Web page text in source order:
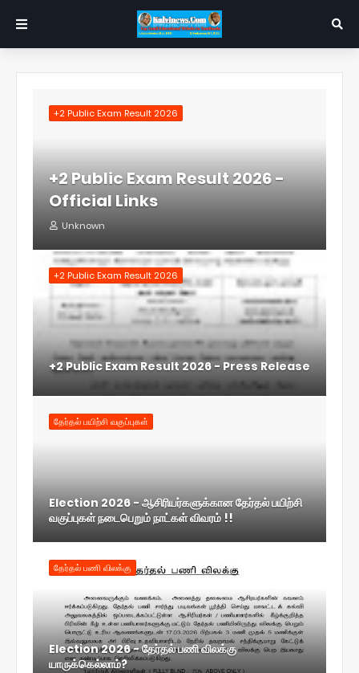
+2 Public Exam Result 2026
+2 Public Exam Result 2026 -
Official Links
Unknown
+2 Public Exam Result 2026
+2 Public Exam Result 2026 - Press Release
தேர்தல் பயிற்சி வகுப்புகள்
Election 2026 - ஆசிரியர்களுக்கான தேர்தல் பயிற்சி
வகுப்புகள் நடைபெறும் நாட்கள் விவரம் !!
தேர்தல் பணி விலக்கு
Election 2026 - தேர்தல் பணி விலக்கு
யாருக்கெல்லாம்?